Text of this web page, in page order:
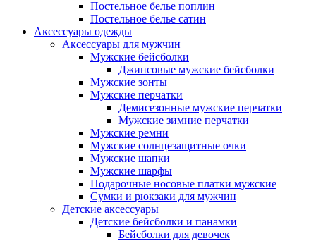
Постельное белье поплин
Постельное белье сатин
Аксессуары одежды
Аксессуары для мужчин
Мужские бейсболки
Джинсовые мужские бейсболки
Мужские зонты
Мужские перчатки
Демисезонные мужские перчатки
Мужские зимние перчатки
Мужские ремни
Мужские солнцезащитные очки
Мужские шапки
Мужские шарфы
Подарочные носовые платки мужские
Сумки и рюкзаки для мужчин
Детские аксессуары
Детские бейсболки и панамки
Бейсболки для девочек